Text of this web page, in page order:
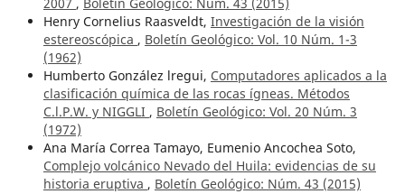
Henry Cornelius Raasveldt, Investigación de la visión
estereoscópica , Boletín Geológico: Vol. 10 Núm. 1-3
(1962)
Humberto González lregui, Computadores aplicados a la
clasificación química de las rocas ígneas. Métodos
C.l.P.W. y NIGGLI , Boletín Geológico: Vol. 20 Núm. 3
(1972)
Ana María Correa Tamayo, Eumenio Ancochea Soto,
Complejo volcánico Nevado del Huila: evidencias de su
historia eruptiva , Boletín Geológico: Núm. 43 (2015)